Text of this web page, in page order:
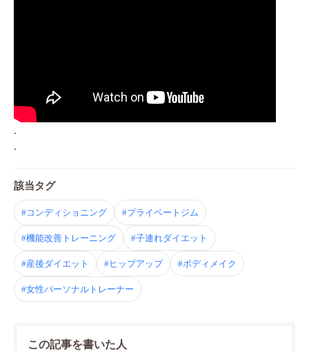
.
.
該当タグ
#コンディショニング #プライベートジム
#機能改善トレーニング #子連れダイエット
#産後ダイエット #ヒップアップ #ボディメイク
#女性パーソナルトレーナー
この記事を書いた人